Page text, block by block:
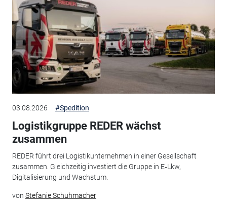
03.08.2026 #Spedition
Logistikgruppe REDER wächst
zusammen
REDER führt drei Logistikunternehmen in einer Gesellschaft
zusammen. Gleichzeitig investiert die Gruppe in E‑Lkw,
Digitalisierung und Wachstum.
von Stefanie Schuhmacher